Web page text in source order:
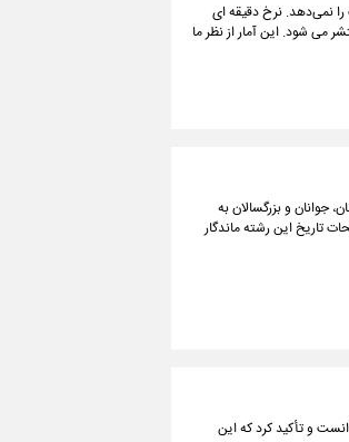
را نمی‌دهد. نرخ دقیقه ای
می شود. این آمار از نظر ما
جوانان و بزرگسالان به
را در صفحات تاریخ این رشته ماندگار
و تأکید کرد که این